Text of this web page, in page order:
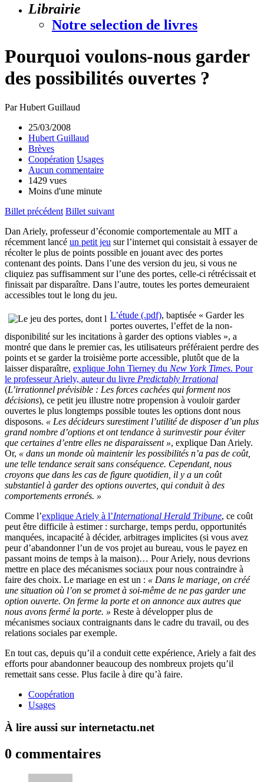
Librairie
Notre selection de livres
Pourquoi voulons-nous garder
des possibilités ouvertes ?
Par Hubert Guillaud
25/03/2008
Hubert Guillaud
Brèves
Coopération Usages
Aucun commentaire
1429 vues
Moins d'une minute
Billet précédent Billet suivant
Dan Ariely, professeur d’économie comportementale au MIT a
récemment lancé un petit jeu sur l’internet qui consistait à essayer de
récolter le plus de points possible en jouant avec des portes
contenant des points. Dans l’une des version du jeu, si vous ne
cliquiez pas suffisamment sur l’une des portes, celle-ci rétrécissait et
finissait par disparaître. Dans l’autre, toutes les portes demeuraient
accessibles tout le long du jeu.
L’étude (.pdf), baptisée « Garder les
portes ouvertes, l’effet de la non-
disponibilité sur les incitations à garder des options viables », a
montré que dans le premier cas, les utilisateurs préféraient perdre des
points et se garder la troisième porte accessible, plutôt que de la
laisser disparaître, explique John Tierney du New York Times. Pour
le professeur Ariely, auteur du livre Predictably Irrational
(L’irrationnel prévisible : Les forces cachées qui forment nos
décisions), ce petit jeu illustre notre propension à vouloir garder
ouvertes le plus longtemps possible toutes les options dont nous
disposons. « Les décideurs surestiment l’utilité de disposer d’un plus
grand nombre d’options et ont tendance à surinvestir pour éviter
que certaines d’entre elles ne disparaissent », explique Dan Ariely.
Or, « dans un monde où maintenir les possibilités n’a pas de coût,
une telle tendance serait sans conséquence. Cependant, nous
croyons que dans les cas de figure quotidien, il y a un coût
substantiel à garder des options ouvertes, qui conduit à des
comportements erronés. »
Comme l’explique Ariely à l’International Herald Tribune, ce coût
peut être difficile à estimer : surcharge, temps perdu, opportunités
manquées, incapacité à décider, arbitrages implicites (si vous avez
peur d’abandonner l’un de vos projet au bureau, vous le payez en
passant moins de temps à la maison)… Pour Ariely, nous devrions
mettre en place des mécanismes sociaux pour nous contraindre à
faire des choix. Le mariage en est un : « Dans le mariage, on créé
une situation où l’on se promet à soi-même de ne pas garder une
option ouverte. On ferme la porte et on annonce aux autres que
nous avons fermé la porte. » Reste à développer plus de
mécanismes sociaux contraignants dans le cadre du travail, ou des
relations sociales par exemple.
En tout cas, depuis qu’il a conduit cette expérience, Ariely a fait des
efforts pour abandonner beaucoup des nombreux projets qu’il
remettait sans cesse. Plus facile à dire qu’à faire.
Coopération
Usages
À lire aussi sur internetactu.net
0 commentaires